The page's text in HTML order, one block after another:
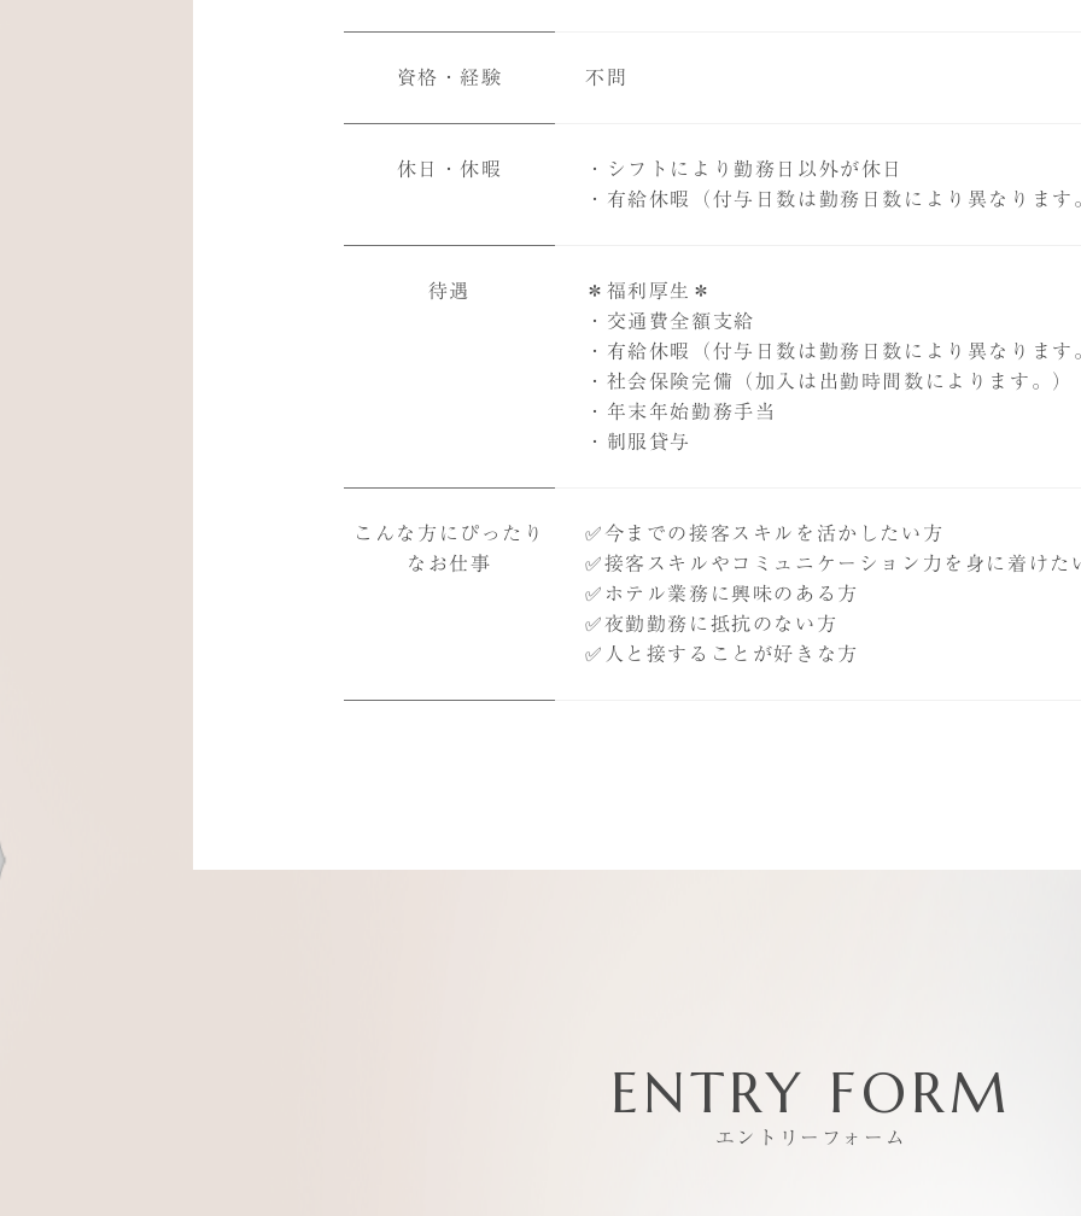
中銀グル
中銀グ
資格・経験 不問
休日・休暇
・シフトにより勤務日以外が休日
・有給休暇（付与日数は勤務日数により異なります
待遇
＊福利厚生＊
・交通費全額支給
・有給休暇（付与日数は勤務日数により異なります
・社会保険完備（加入は出勤時間数によります。）
・年末年始勤務手当
・制服貸与
こんな方にぴったり
なお仕事
✅今までの接客スキルを活かしたい方
✅接客スキルやコミュニケーション力を身に着けた
✅ホテル業務に興味のある方
✅夜勤勤務に抵抗のない方
✅人と接することが好きな方
ENTRY FORM
エントリーフォーム